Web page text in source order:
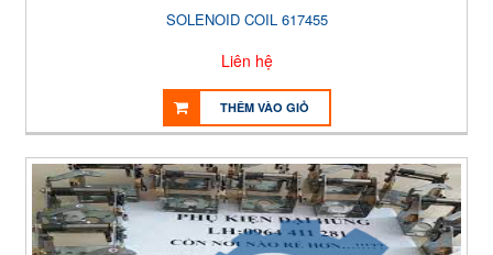
SOLENOID COIL 617455
Liên hệ
THÊM VÀO GIỎ